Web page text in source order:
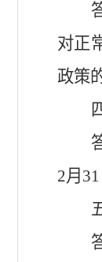
对正
政策
2月 31